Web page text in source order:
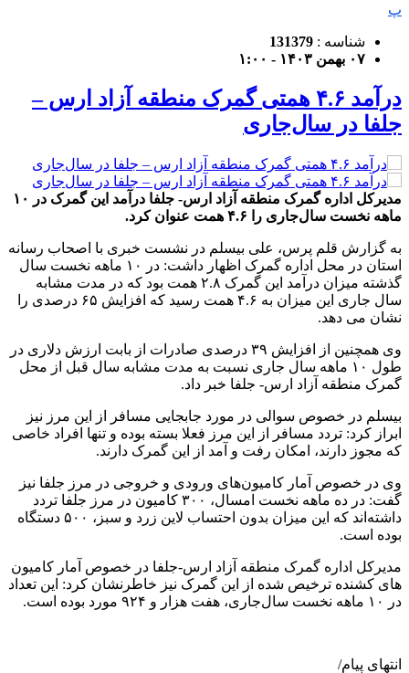
پ
شناسه : 131379
۰۷ بهمن ۱۴۰۳ - ۱:۰۰
درآمد ۴.۶ همتی گمرک منطقه آزاد ارس –
جلفا در سال‌جاری
مدیرکل اداره گمرک منطقه آزاد ارس- جلفا درآمد این گمرک در ۱۰
ماهه نخست سال‌جاری را ۴.۶ همت عنوان کرد.
به گزارش قلم پرس، علی بیسلم در نشست خبری با اصحاب رسانه
استان در محل اداره گمرک اظهار داشت: در ۱۰ ماهه نخست سال
گذشته میزان درآمد این گمرک ۲.۸ همت بود که در مدت مشابه
سال جاری این میزان به ۴.۶ همت رسید که افزایش ۶۵ درصدی را
نشان می دهد.
وی همچنین از افزایش ۳۹ درصدی صادرات از بابت ارزش دلاری در
طول ۱۰ ماهه سال جاری نسبت به مدت مشابه سال قبل از محل
گمرک منطقه آزاد ارس- جلفا خبر داد.
بیسلم در خصوص سوالی در مورد جابجایی مسافر از این مرز نیز
ابراز کرد: تردد مسافر از این مرز فعلا بسته بوده و تنها افراد خاصی
که مجوز دارند، امکان رفت و آمد از این گمرک دارند.
وی در خصوص آمار کامیون‌های ورودی و خروجی در مرز جلفا نیز
گفت: در ده ماهه نخست امسال، ۳۰۰ کامیون در مرز جلفا تردد
داشته‌اند که این میزان بدون احتساب لاین زرد و سبز، ۵۰۰ دستگاه
بوده است.
مدیرکل اداره گمرک منطقه آزاد ارس-جلفا در خصوص آمار کامیون
های کشنده ترخیص شده از این گمرک نیز خاطرنشان کرد: این تعداد
در ۱۰ ماهه نخست سال‌جاری، هفت هزار و ۹۲۴ مورد بوده است.
انتهای پیام/